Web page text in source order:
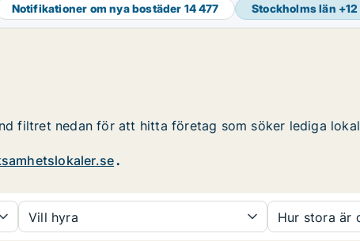
Notifikationer om nya bostäder 14 477 Stockholms län +12
filtret nedan för att hitta företag som söker lediga
.
Vill hyra Hur stora är